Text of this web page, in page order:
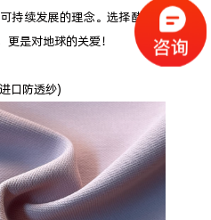
持续发展的理念。选择醋酸涤
是对地球的关爱！
口防透纱)